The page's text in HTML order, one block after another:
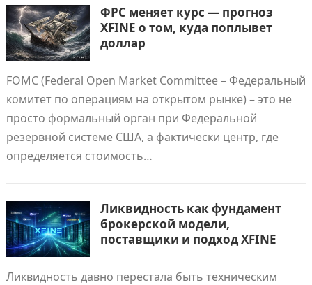
ФРС меняет курс — прогноз
XFINE о том, куда поплывет
доллар
FOMC (Federal Open Market Committee – Федеральный
комитет по операциям на открытом рынке) – это не
просто формальный орган при Федеральной
резервной системе США, а фактически центр, где
определяется стоимость…
Ликвидность как фундамент
брокерской модели,
поставщики и подход XFINE
Ликвидность давно перестала быть техническим